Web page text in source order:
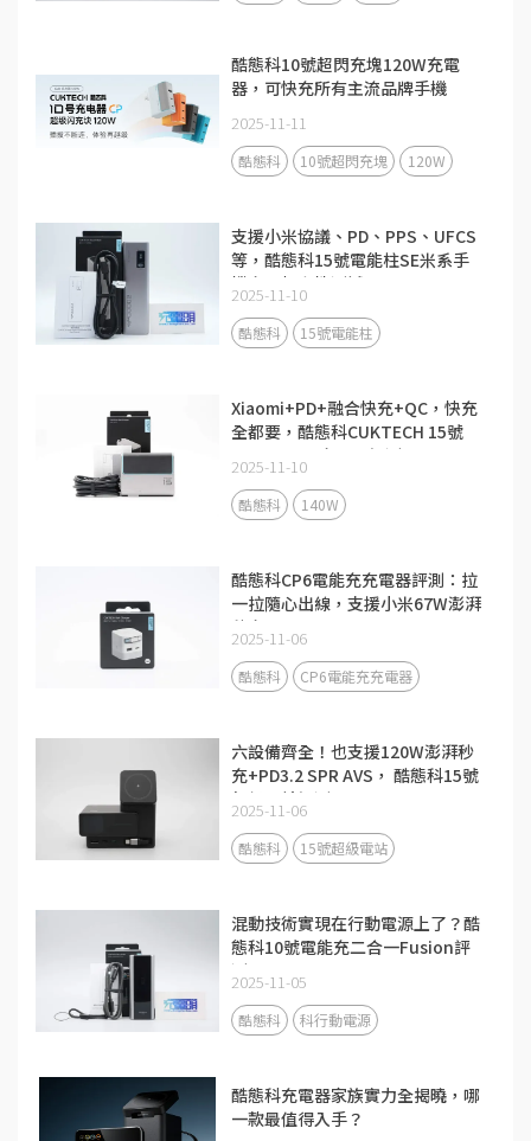
酷態科10號超閃充塊120W充電
器，可快充所有主流品牌手機
2025-11-11
酷態科 10號超閃充塊 120W
支援小米協議、PD、PPS、UFCS
等，酷態科15號電能柱SE米系手
機充電相容性測試
2025-11-10
酷態科 15號電能柱
Xiaomi+PD+融合快充+QC，快充
全都要，酷態科CUKTECH 15號
140W 3C1A充電器評測
2025-11-10
酷態科 140W
酷態科CP6電能充充電器評測：拉
一拉隨心出線，支援小米67W澎湃
秒充！
2025-11-06
酷態科 CP6電能充充電器
六設備齊全！也支援120W澎湃秒
充+PD3.2 SPR AVS， 酷態科15號
超級電站評測
2025-11-06
酷態科 15號超級電站
混動技術實現在行動電源上了？酷
態科10號電能充二合一Fusion評
測
2025-11-05
酷態科 科行動電源
酷態科充電器家族實力全揭曉，哪
一款最值得入手？